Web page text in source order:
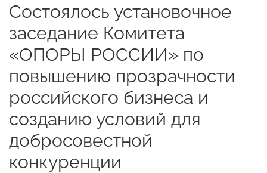
Состоялось установочное
заседание Комитета
«ОПОРЫ РОССИИ» по
повышению прозрачности
российского бизнеса и
созданию условий для
добросовестной
конкуренции